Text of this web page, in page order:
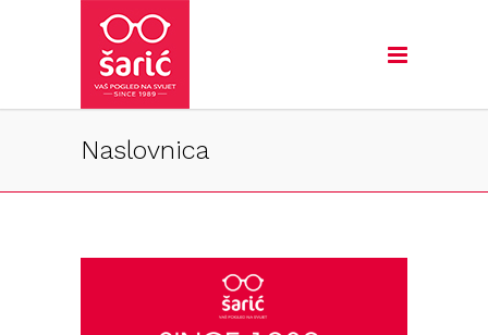
Naslovnica